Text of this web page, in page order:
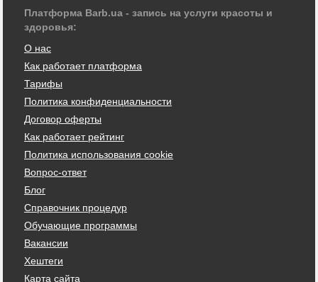
Платформа Barb.ua - запись на услуги красоты и
здоровья:
О нас
Как работает платформа
Тарифы
Политика конфиденциальности
Договор оферты
Как работает рейтинг
Политика использования cookie
Вопрос-ответ
Блог
Справочник процедур
Обучающие программы
Вакансии
Хештеги
Карта сайта